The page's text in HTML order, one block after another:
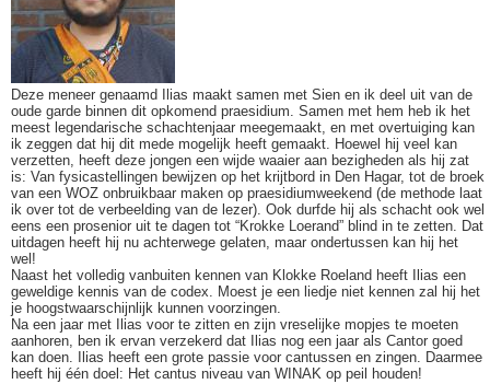
Deze meneer genaamd Ilias maakt samen met Sien en ik deel uit van de
oude garde binnen dit opkomend praesidium. Samen met hem heb ik het
meest legendarische schachtenjaar meegemaakt, en met overtuiging kan
ik zeggen dat hij dit mede mogelijk heeft gemaakt. Hoewel hij veel kan
verzetten, heeft deze jongen een wijde waaier aan bezigheden als hij zat
is: Van fysicastellingen bewijzen op het krijtbord in Den Hagar, tot de broek
van een WOZ onbruikbaar maken op praesidiumweekend (de methode laat
ik over tot de verbeelding van de lezer). Ook durfde hij als schacht ook wel
eens een prosenior uit te dagen tot “Krokke Loerand” blind in te zetten. Dat
uitdagen heeft hij nu achterwege gelaten, maar ondertussen kan hij het
wel!
Naast het volledig vanbuiten kennen van Klokke Roeland heeft Ilias een
geweldige kennis van de codex. Moest je een liedje niet kennen zal hij het
je hoogstwaarschijnlijk kunnen voorzingen.
Na een jaar met Ilias voor te zitten en zijn vreselijke mopjes te moeten
aanhoren, ben ik ervan verzekerd dat Ilias nog een jaar als Cantor goed
kan doen. Ilias heeft een grote passie voor cantussen en zingen. Daarmee
heeft hij één doel: Het cantus niveau van WINAK op peil houden!